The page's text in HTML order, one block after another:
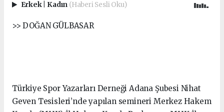
Erkek Kadın (Haberi Sesli Oku)
>> DOĞAN GÜLBASAR
Türkiye Spor Yazarları Derneği Adana Şubesi Nihat
Geven Tesisleri’nde yapılan semineri Merkez Hakem